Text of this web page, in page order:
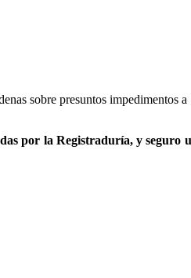
sobre presuntos impedimentos a
por la Registraduría, y seguro